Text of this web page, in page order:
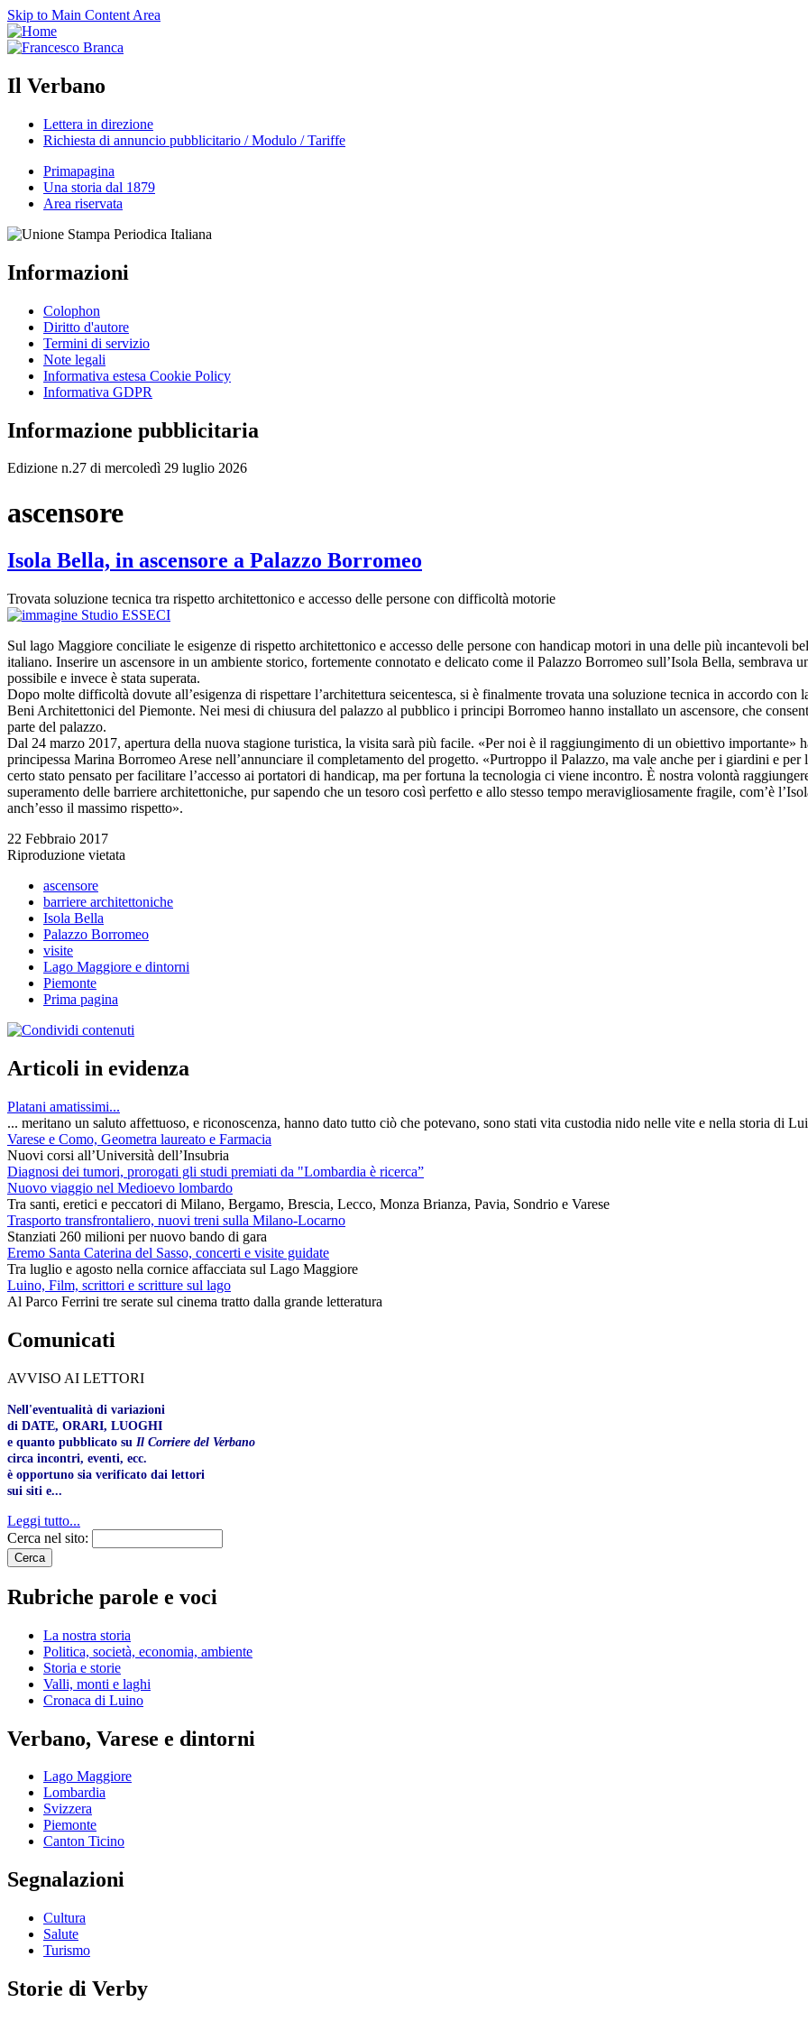
Skip to Main Content Area
Il Verbano
Lettera in direzione
Richiesta di annuncio pubblicitario / Modulo / Tariffe
Primapagina
Una storia dal 1879
Area riservata
Informazioni
Colophon
Diritto d'autore
Termini di servizio
Note legali
Informativa estesa Cookie Policy
Informativa GDPR
Informazione pubblicitaria
Edizione n.27 di mercoledì 29 luglio 2026
ascensore
Isola Bella, in ascensore a Palazzo Borromeo
Trovata soluzione tecnica tra rispetto architettonico e accesso delle persone con difficoltà motorie
Sul lago Maggiore conciliate le esigenze di rispetto architettonico e accesso delle persone con handicap motori in una delle più incantevoli
italiano. Inserire un ascensore in un ambiente storico, fortemente connotato e delicato come il Palazzo Borromeo sull’Isola Bella, sembrava
possibile e invece è stata superata.
Dopo molte difficoltà dovute all’esigenza di rispettare l’architettura seicentesca, si è finalmente trovata una soluzione tecnica in accordo con
Beni Architettonici del Piemonte. Nei mesi di chiusura del palazzo al pubblico i principi Borromeo hanno installato un ascensore, che
parte del palazzo.
Dal 24 marzo 2017, apertura della nuova stagione turistica, la visita sarà più facile. «Per noi è il raggiungimento di un obiettivo importante»
principessa Marina Borromeo Arese nell’annunciare il completamento del progetto. «Purtroppo il Palazzo, ma vale anche per i giardini e per
certo stato pensato per facilitare l’accesso ai portatori di handicap, ma per fortuna la tecnologia ci viene incontro. È nostra volontà
superamento delle barriere architettoniche, pur sapendo che un tesoro così perfetto e allo stesso tempo meravigliosamente fragile, com’è
anch’esso il massimo rispetto».
22 Febbraio 2017
Riproduzione vietata
ascensore
barriere architettoniche
Isola Bella
Palazzo Borromeo
visite
Lago Maggiore e dintorni
Piemonte
Prima pagina
Articoli in evidenza
Platani amatissimi...
... meritano un saluto affettuoso, e riconoscenza, hanno dato tutto ciò che potevano, sono stati vita custodia nido nelle vite e nella storia di
Varese e Como, Geometra laureato e Farmacia
Nuovi corsi all’Università dell’Insubria
Diagnosi dei tumori, prorogati gli studi premiati da "Lombardia è ricerca”
Nuovo viaggio nel Medioevo lombardo
Tra santi, eretici e peccatori di Milano, Bergamo, Brescia, Lecco, Monza Brianza, Pavia, Sondrio e Varese
Trasporto transfrontaliero, nuovi treni sulla Milano-Locarno
Stanziati 260 milioni per nuovo bando di gara
Eremo Santa Caterina del Sasso, concerti e visite guidate
Tra luglio e agosto nella cornice affacciata sul Lago Maggiore
Luino, Film, scrittori e scritture sul lago
Al Parco Ferrini tre serate sul cinema tratto dalla grande letteratura
Comunicati
AVVISO AI LETTORI
Nell'eventualità di variazioni
di DATE, ORARI, LUOGHI
e quanto pubblicato su Il Corriere del Verbano
circa incontri, eventi, ecc.
è opportuno sia verificato dai lettori
sui siti e...
Leggi tutto...
Cerca nel sito:
Rubriche parole e voci
La nostra storia
Politica, società, economia, ambiente
Storia e storie
Valli, monti e laghi
Cronaca di Luino
Verbano, Varese e dintorni
Lago Maggiore
Lombardia
Svizzera
Piemonte
Canton Ticino
Segnalazioni
Cultura
Salute
Turismo
Storie di Verby